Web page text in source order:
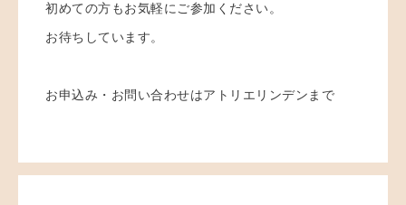
初めての方もお気軽にご参加ください。
お待ちしています。
お申込み・お問い合わせはアトリエリンデンまで